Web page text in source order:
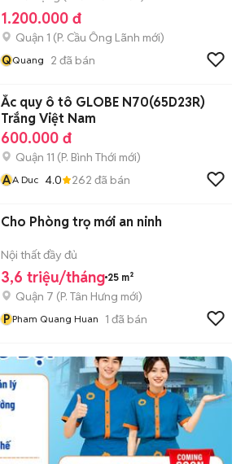
1.200.000 đ
Quận 1 (P. Cầu Ông Lãnh mới)
QQuang 2 đã bán
Ắc quy ô tô GLOBE N70(65D23R)
Trắng Việt Nam
600.000 đ
Quận 11 (P. Bình Thới mới)
AA Duc 4.0 262 đã bán
Cho Phòng trọ mới an ninh
Nội thất đầy đủ
3,6 triệu/tháng 25 m²
Quận 7 (P. Tân Hưng mới)
P Pham Quang Huan 1 đã bán